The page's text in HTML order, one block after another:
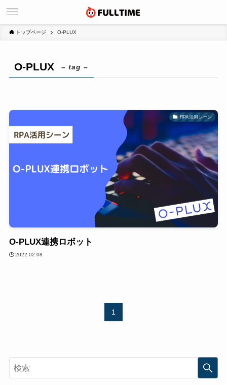
トップページ O-PLUX
O-PLUX – tag –
RPA活用シーン
O-PLUX連携ロボット
2022.02.08
1